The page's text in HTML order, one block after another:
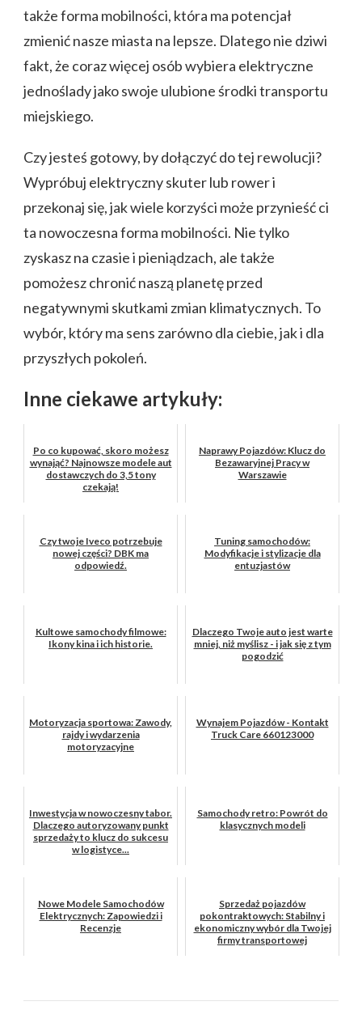
także forma mobilności, która ma potencjał
zmienić nasze miasta na lepsze. Dlatego nie dziwi
fakt, że coraz więcej osób wybiera elektryczne
jednoślady jako swoje ulubione środki transportu
miejskiego.
Czy jesteś gotowy, by dołączyć do tej rewolucji?
Wypróbuj elektryczny skuter lub rower i
przekonaj się, jak wiele korzyści może przynieść ci
ta nowoczesna forma mobilności. Nie tylko
zyskasz na czasie i pieniądzach, ale także
pomożesz chronić naszą planetę przed
negatywnymi skutkami zmian klimatycznych. To
wybór, który ma sens zarówno dla ciebie, jak i dla
przyszłych pokoleń.
Inne ciekawe artykuły:
Po co kupować, skoro możesz
wynająć? Najnowsze modele aut
dostawczych do 3,5 tony
czekają!
Naprawy Pojazdów: Klucz do
Bezawaryjnej Pracy w
Warszawie
Czy twoje Iveco potrzebuje
nowej części? DBK ma
odpowiedź.
Tuning samochodów:
Modyfikacje i stylizacje dla
entuzjastów
Kultowe samochody filmowe:
Ikony kina i ich historie.
Dlaczego Twoje auto jest warte
mniej, niż myślisz - i jak się z tym
pogodzić
Motoryzacja sportowa: Zawody,
rajdy i wydarzenia
motoryzacyjne
Wynajem Pojazdów - Kontakt
Truck Care 660123000
Inwestycja w nowoczesny tabor.
Dlaczego autoryzowany punkt
sprzedaży to klucz do sukcesu
w logistyce...
Samochody retro: Powrót do
klasycznych modeli
Nowe Modele Samochodów
Elektrycznych: Zapowiedzi i
Recenzje
Sprzedaż pojazdów
pokontraktowych: Stabilny i
ekonomiczny wybór dla Twojej
firmy transportowej